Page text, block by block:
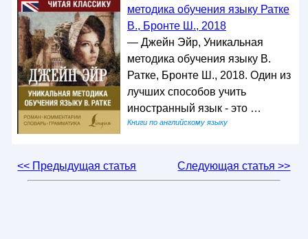
методика обучения языку Ратке
В., Бронте Ш., 2018
— Джейн Эйр, Уникальная
методика обучения языку В.
Ратке, Бронте Ш., 2018. Один из
лучших способов учить
иностранный язык - это …
Книги по английскому языку
<< Предыдущая статья Следующая статья >>